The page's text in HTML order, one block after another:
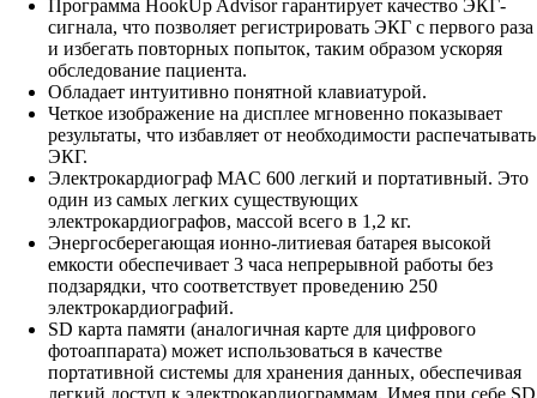
Программа HookUp Advisor гарантирует качество ЭКГ-
сигнала, что позволяет регистрировать ЭКГ с первого раза
и избегать повторных попыток, таким образом ускоряя
обследование пациента.
Обладает интуитивно понятной клавиатурой.
Четкое изображение на дисплее мгновенно показывает
результаты, что избавляет от необходимости распечатывать
ЭКГ.
Электрокардиограф MAC 600 легкий и портативный. Это
один из самых легких существующих
электрокардиографов, массой всего в 1,2 кг.
Энергосберегающая ионно-литиевая батарея высокой
емкости обеспечивает 3 часа непрерывной работы без
подзарядки, что соответствует проведению 250
электрокардиографий.
SD карта памяти (аналогичная карте для цифрового
фотоаппарата) может использоваться в качестве
портативной системы для хранения данных, обеспечивая